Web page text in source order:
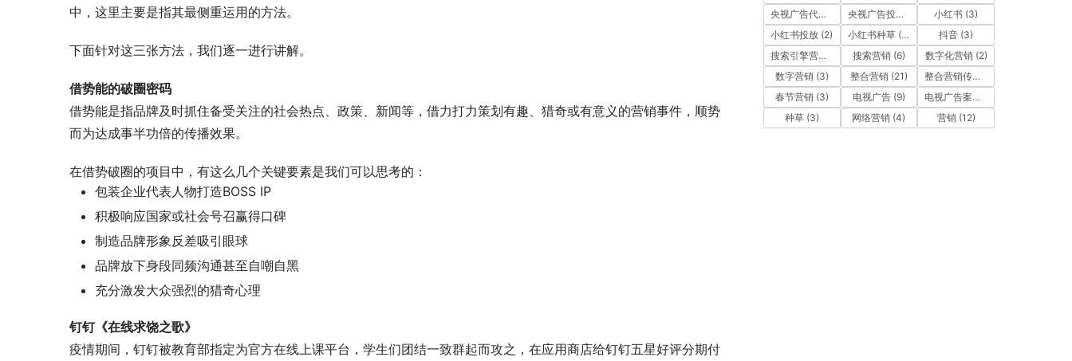
中，这里主要是指其最侧重运用的方法。
下面针对这三张方法，我们逐一进行讲解。
借势能的破圈密码
借势能是指品牌及时抓住备受关注的社会热点、政策、新闻等，借力打力策划有趣、猎奇或有意义的营销事件，顺势
而为达成事半功倍的传播效果。
在借势破圈的项目中，有这么几个关键要素是我们可以思考的：
包装企业代表人物打造BOSS IP
积极响应国家或社会号召赢得口碑
制造品牌形象反差吸引眼球
品牌放下身段同频沟通甚至自嘲自黑
充分激发大众强烈的猎奇心理
钉钉《在线求饶之歌》
疫情期间，钉钉被教育部指定为官方在线上课平台，学生们团结一致群起而攻之，在应用商店给钉钉五星好评分期付
央视广告代理公司
(3) 央视广告投放 小红书 (3)
小红书投放 (2) 小红书种草(12) 抖音 (3)
搜索引擎营销
搜索营销(6) 数字化营销(2)
数字营销(3) 整合营销(21) 整合营销传播
春节营销(3) 电视广告(9) 电视广告案例
种草(3) 网络营销 (4) 营销(12)